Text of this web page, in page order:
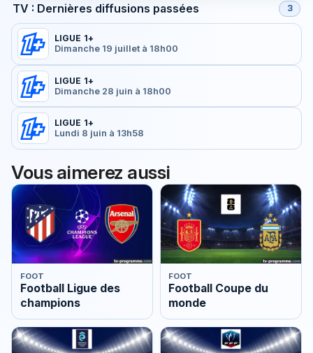
TV : Dernières diffusions passées 3
LIGUE 1+
Dimanche 19 juillet à 18h00
LIGUE 1+
Dimanche 28 juin à 18h00
LIGUE 1+
Lundi 8 juin à 13h58
Vous aimerez aussi
FOOT
Football Ligue des
champions
FOOT
Football Coupe du
monde